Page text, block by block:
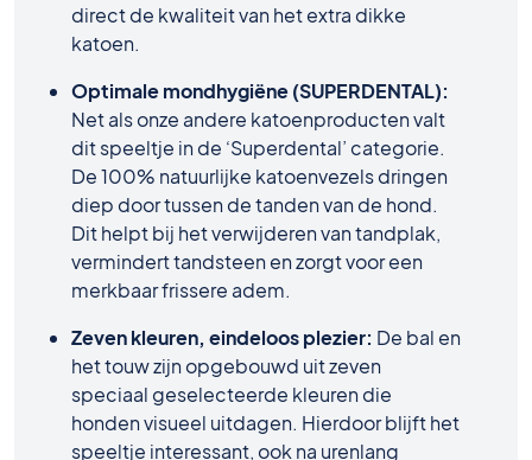
direct de kwaliteit van het extra dikke
katoen.
Optimale mondhygiëne (SUPERDENTAL):
Net als onze andere katoenproducten valt
dit speeltje in de ‘Superdental’ categorie.
De 100% natuurlijke katoenvezels dringen
diep door tussen de tanden van de hond.
Dit helpt bij het verwijderen van tandplak,
vermindert tandsteen en zorgt voor een
merkbaar frissere adem.
Zeven kleuren, eindeloos plezier: De bal en
het touw zijn opgebouwd uit zeven
speciaal geselecteerde kleuren die
honden visueel uitdagen. Hierdoor blijft het
speeltje interessant, ook na urenlang